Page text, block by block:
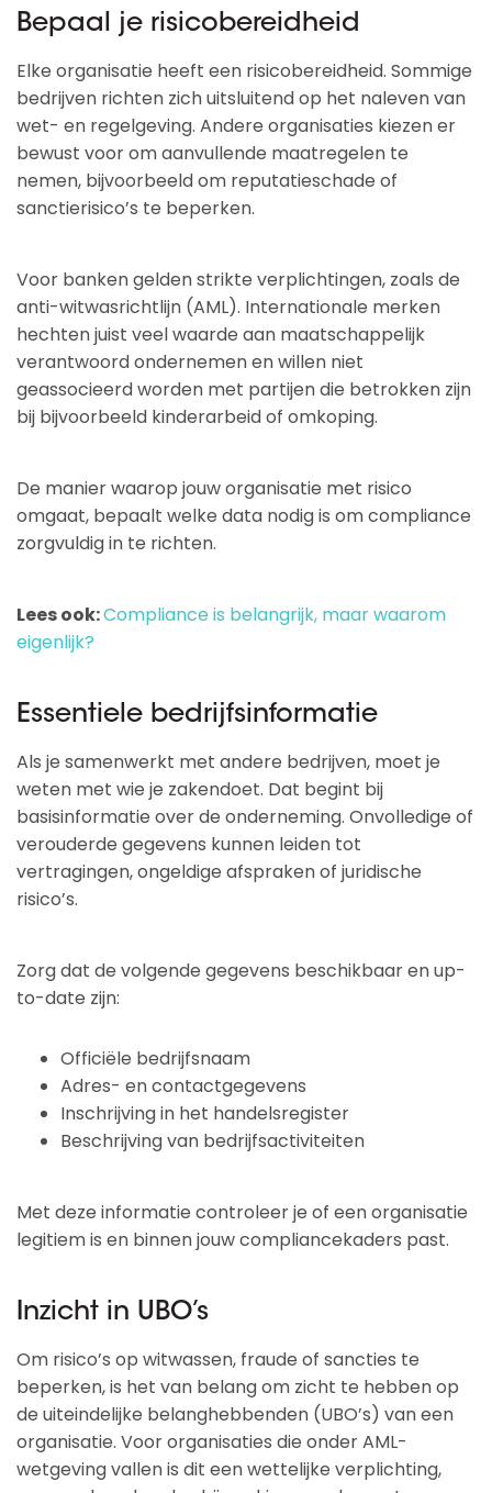
Bepaal je risicobereidheid
Elke organisatie heeft een risicobereidheid. Sommige
bedrijven richten zich uitsluitend op het naleven van
wet- en regelgeving. Andere organisaties kiezen er
bewust voor om aanvullende maatregelen te
nemen, bijvoorbeeld om reputatieschade of
sanctierisico’s te beperken.
Voor banken gelden strikte verplichtingen, zoals de
anti-witwasrichtlijn (AML). Internationale merken
hechten juist veel waarde aan maatschappelijk
verantwoord ondernemen en willen niet
geassocieerd worden met partijen die betrokken zijn
bij bijvoorbeeld kinderarbeid of omkoping.
De manier waarop jouw organisatie met risico
omgaat, bepaalt welke data nodig is om compliance
zorgvuldig in te richten.
Lees ook:Compliance is belangrijk, maar waarom
eigenlijk?
Essentiele bedrijfsinformatie
Als je samenwerkt met andere bedrijven, moet je
weten met wie je zakendoet. Dat begint bij
basisinformatie over de onderneming. Onvolledige of
verouderde gegevens kunnen leiden tot
vertragingen, ongeldige afspraken of juridische
risico’s.
Zorg dat de volgende gegevens beschikbaar en up-
to-date zijn:
Officiële bedrijfsnaam
Adres- en contactgegevens
Inschrijving in het handelsregister
Beschrijving van bedrijfsactiviteiten
Met deze informatie controleer je of een organisatie
legitiem is en binnen jouw compliancekaders past.
Inzicht in UBO’s
Om risico’s op witwassen, fraude of sancties te
beperken, is het van belang om zicht te hebben op
de uiteindelijke belanghebbenden (UBO’s) van een
organisatie. Voor organisaties die onder AML-
wetgeving vallen is dit een wettelijke verplichting,